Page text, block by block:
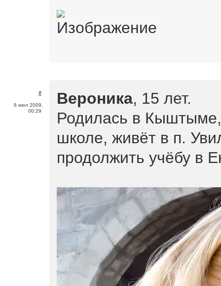
#
8 июл 2009,
00:29
Вероника, 15 лет.
Родилась в
школе, живёт в п.
продолжить учёбу в